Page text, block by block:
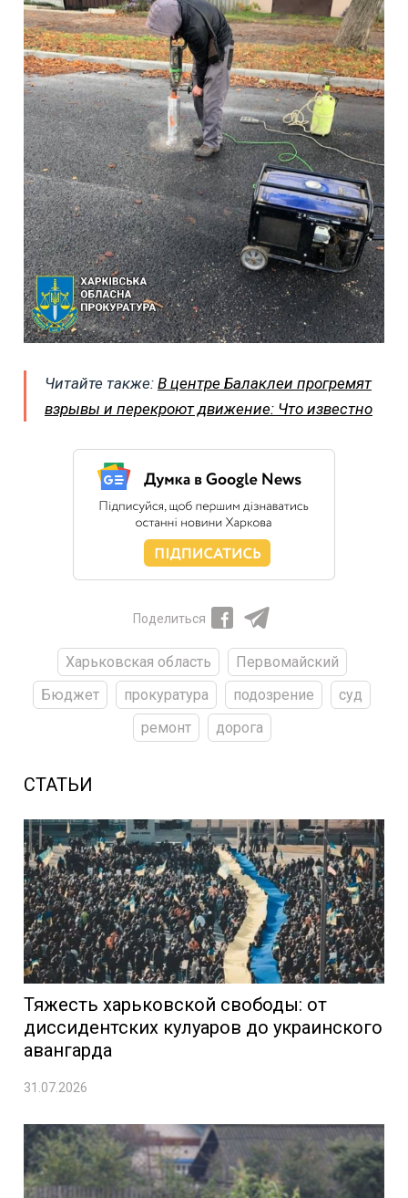
Читайте также: В центре Балаклеи прогремят
взрывы и перекроют движение: Что известно
Поделиться
Харьковская область
Первомайский
Бюджет
прокуратура подозрение
суд
ремонт
дорога
СТАТЬИ
Тяжесть харьковской свободы: от
диссидентских кулуаров до украинского
авангарда
31.07.2026